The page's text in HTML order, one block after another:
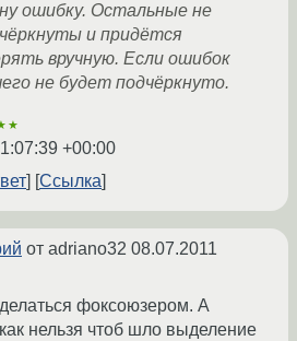
ошибку. Остальные не
и придётся
вручную. Если ошибок
не будет подчёркнуто.
+00:00
Ссылка
от adriano32 08.07.2011
фоксоюзером. А
нельзя чтоб шло выделение